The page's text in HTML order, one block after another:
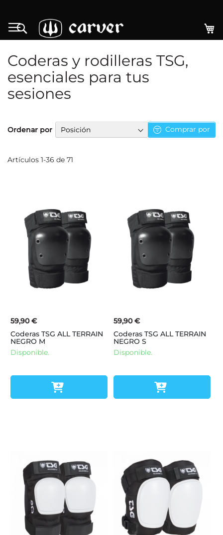
al
contenido
Search
Coderas y rodilleras TSG,
esenciales para tus
sesiones
Artículos 1-36 de 71
Ordenar por
Fijar
Dirección
59,90 €
Coderas TSG ALL TERRAIN
NEGRO M
Disponible.
59,90 €
Coderas TSG ALL TERRAIN
NEGRO S
Disponible.
Comprar por